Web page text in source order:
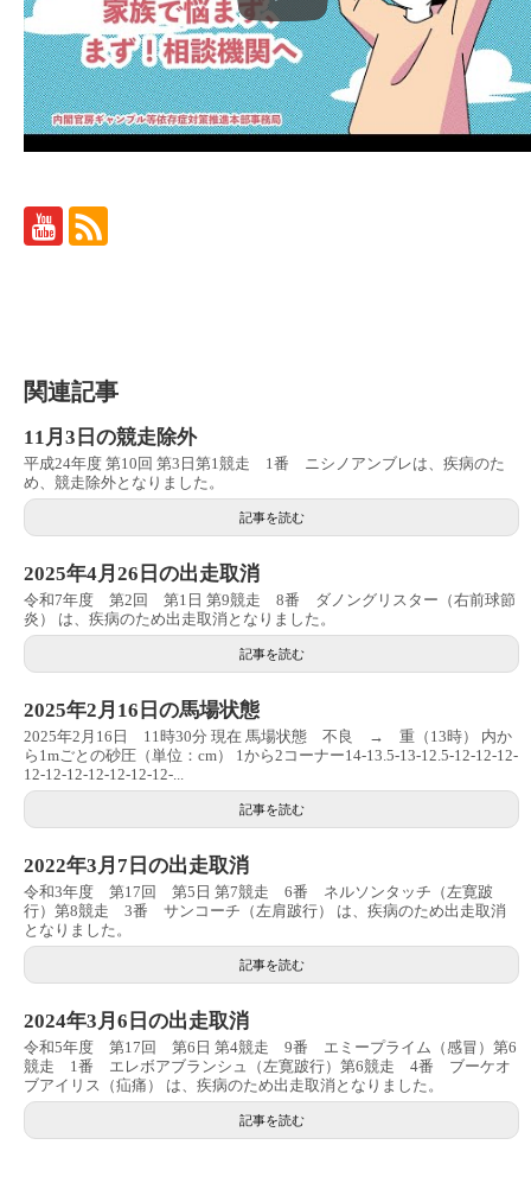
関連記事
11月3日の競走除外
平成24年度 第10回 第3日第1競走 1番 ニシノアンブレは、疾病のた
め、競走除外となりました。
記事を読む
2025年4月26日の出走取消
令和7年度 第2回 第1日 第9競走 8番 ダノングリスター（右前球節
炎） は、疾病のため出走取消となりました。
記事を読む
2025年2月16日の馬場状態
2025年2月16日 11時30分 現在 馬場状態 不良 → 重（13時） 内か
ら1mごとの砂圧（単位：cm） 1から2コーナー14-13.5-13-12.5-12-12-12-
12-12-12-12-12-12-12-...
記事を読む
2022年3月7日の出走取消
令和3年度 第17回 第5日 第7競走 6番 ネルソンタッチ（左寛跛
行）第8競走 3番 サンコーチ（左肩跛行） は、疾病のため出走取消
となりました。
記事を読む
2024年3月6日の出走取消
令和5年度 第17回 第6日 第4競走 9番 エミープライム（感冒）第6
競走 1番 エレボアブランシュ（左寛跛行）第6競走 4番 ブーケオ
ブアイリス（疝痛） は、疾病のため出走取消となりました。
記事を読む